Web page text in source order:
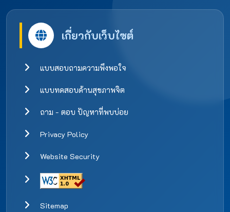
เกี่ยวกับเว็บไซต์
แบบสอบถามความพึงพอใจ
แบบทดสอบด้านสุขภาพจิต
ถาม - ตอบ ปัญหาที่พบบ่อย
Privacy Policy
Website Security
Sitemap